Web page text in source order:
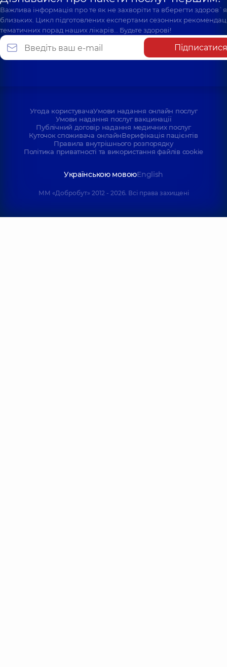
Важлива інформація про те як не захворіти та вберегти
близьких. Цикл підготовлених експертами сезонних
тематичних порад наших лікарів… Будьте здорові!
Підписатися
Угода користувачаУмови надання онлайн послуг
Умови надання послуг вакцинації
Публічний договір надання медичних послуг
Куточок споживача онлайнВерифікація пацієнтів
Правила внутрішнього розпорядку
Політика приватності та використання файлів cookie
Українською мовоюEnglish
ММ «Добробут» 2012 - 2026. Всі права захищені